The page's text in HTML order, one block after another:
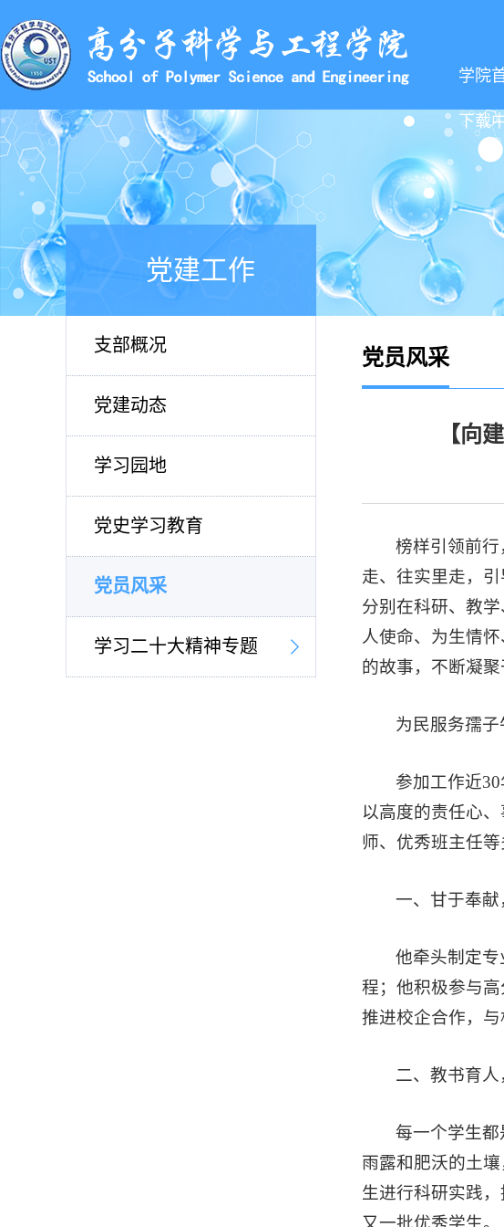
学院
下载
党建工作
支部概况
党建动态
学习园地
党史学习教育
党员风采
学习二十大精神专题
党员风采
【向
榜样引领前
走、往实里走，
分别在科研、教
人使命、为生情
的故事，不断凝聚
为民服务孺
参加工作近
以高度的责任心
师、优秀班主任等
一、甘于奉
他牵头制定
程；他积极参与
推进校企合作，
二、教书育
每一个学生
雨露和肥沃的土
生进行科研实践
又一批优秀学生。